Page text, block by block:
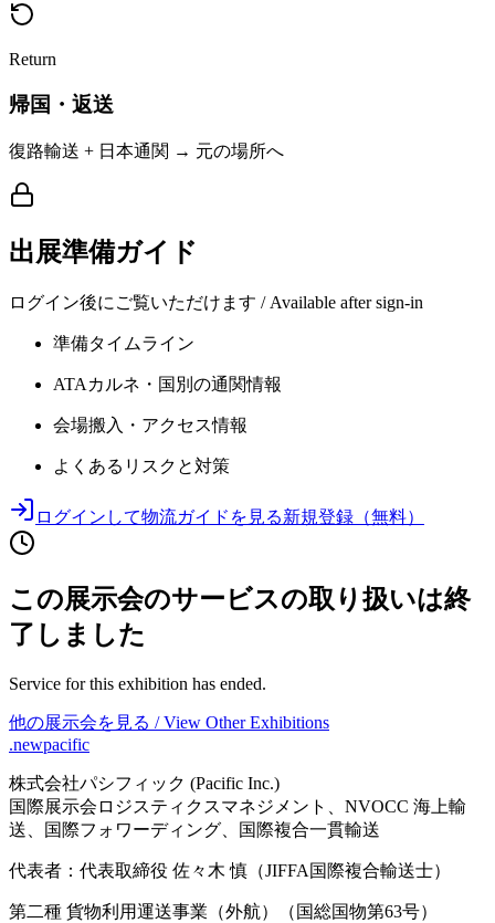
Return
帰国・返送
復路輸送 + 日本通関 → 元の場所へ
出展準備ガイド
ログイン後にご覧いただけます / Available after sign-in
準備タイムライン
ATAカルネ・国別の通関情報
会場搬入・アクセス情報
よくあるリスクと対策
ログインして物流ガイドを見る新規登録（無料）
この展示会のサービスの取り扱いは終
了しました
Service for this exhibition has ended.
他の展示会を見る / View Other Exhibitions
.newpacific
株式会社パシフィック (Pacific Inc.)
国際展示会ロジスティクスマネジメント、NVOCC 海上輸
送、国際フォワーディング、国際複合一貫輸送
代表者：代表取締役 佐々木 慎（JIFFA国際複合輸送士）
第二種 貨物利用運送事業（外航）（国総国物第63号）